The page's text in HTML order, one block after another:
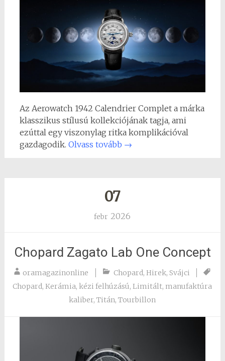
Az Aerowatch 1942 Calendrier Complet a márka
klasszikus stílusú kollekciójának tagja, ami
ezúttal egy viszonylag ritka komplikációval
gazdagodik. Olvass tovább →
07
febr 2026
Chopard Zagato Lab One Concept
oramagazinonline Chopard,Hirek,Svájci
Chopard,Kerámia, kézi felhúzású,Limitált, manufaktúra
kaliber,Titán,Tourbillon